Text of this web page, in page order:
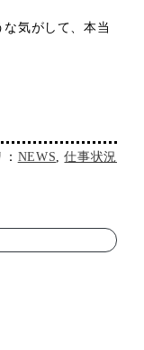
気がして、本当
NEWS ,仕事状況